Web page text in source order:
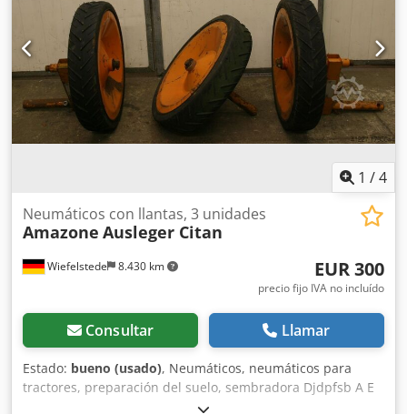
1 /4
Wiefelstede 8.430 km
Neumáticos con llantas, 3 unidades
Amazone Ausleger Citan
EUR 300
precio fijo IVA no incluído
Consultar Llamar
Estado: bueno (usado), Neumáticos, neumáticos para
tractores, preparación del suelo, sembradora Djdpfsb A E
Ufjx Ak Eokr -Cantidad: 3 neumáticos de una sembradora